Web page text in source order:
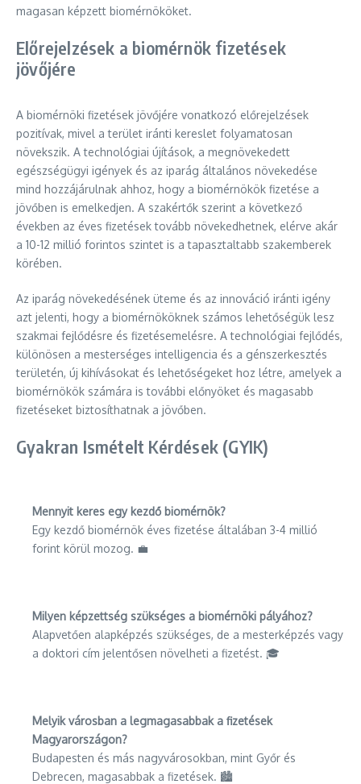
magasan képzett biomérnököket.
Előrejelzések a biomérnök fizetések
jövőjére
A biomérnöki fizetések jövőjére vonatkozó előrejelzések
pozitívak, mivel a terület iránti kereslet folyamatosan
növekszik. A technológiai újítások, a megnövekedett
egészségügyi igények és az iparág általános növekedése
mind hozzájárulnak ahhoz, hogy a biomérnökök fizetése a
jövőben is emelkedjen. A szakértők szerint a következő
években az éves fizetések tovább növekedhetnek, elérve akár
a 10-12 millió forintos szintet is a tapasztaltabb szakemberek
körében.
Az iparág növekedésének üteme és az innováció iránti igény
azt jelenti, hogy a biomérnököknek számos lehetőségük lesz
szakmai fejlődésre és fizetésemelésre. A technológiai fejlődés,
különösen a mesterséges intelligencia és a génszerkesztés
területén, új kihívásokat és lehetőségeket hoz létre, amelyek a
biomérnökök számára is további előnyöket és magasabb
fizetéseket biztosíthatnak a jövőben.
Gyakran Ismételt Kérdések (GYIK)
Mennyit keres egy kezdő biomérnök?
Egy kezdő biomérnök éves fizetése általában 3-4 millió
forint körül mozog. 💼
Milyen képzettség szükséges a biomérnöki pályához?
Alapvetően alapképzés szükséges, de a mesterképzés vagy
a doktori cím jelentősen növelheti a fizetést. 🎓
Melyik városban a legmagasabbak a fizetések
Magyarországon?
Budapesten és más nagyvárosokban, mint Győr és
Debrecen, magasabbak a fizetések. 🏙️